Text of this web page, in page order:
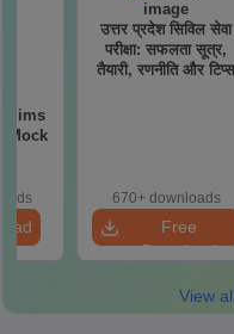
Mock
उत्तर प्रदेश सिविल सेवा
परीक्षा: सफलता सूत्र,
तैयारी, रणनीति और टिप्स
670+ downloads
Free
Download
View